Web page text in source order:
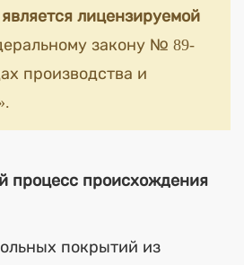
является лицензируемой
закону № 89-
производства и
процесс происхождения
покрытий из